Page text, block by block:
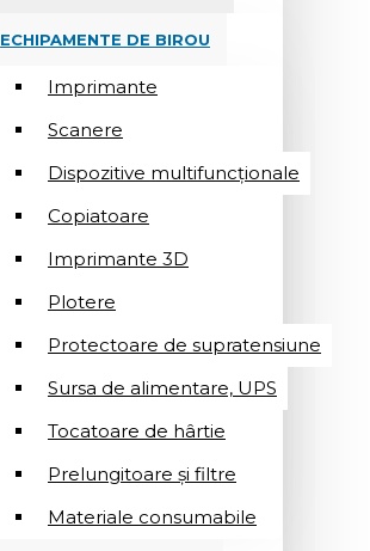
ECHIPAMENTE DE BIROU
Imprimante
Scanere
Dispozitive multifuncționale
Copiatoare
Imprimante 3D
Plotere
Protectoare de supratensiune
Sursa de alimentare, UPS
Tocatoare de hârtie
Prelungitoare și filtre
Materiale consumabile